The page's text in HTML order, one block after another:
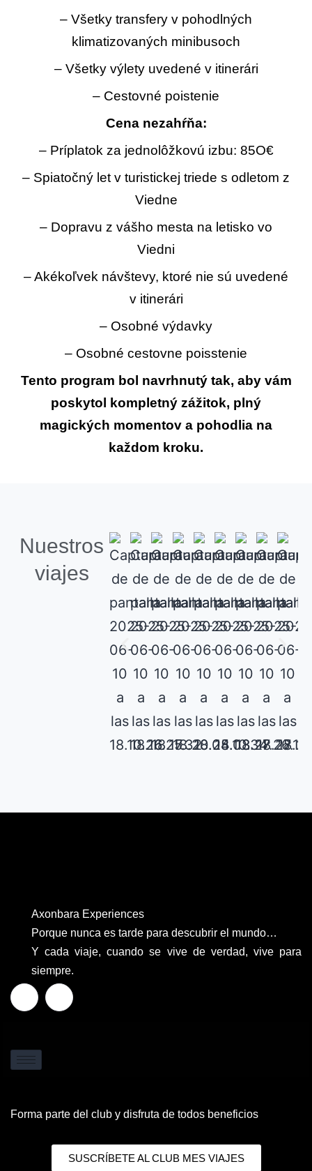
– Všetky transfery v pohodlných
klimatizovaných minibusoch
– Všetky výlety uvedené v itinerári
– Cestovné poistenie
Cena nezahŕňa:
– Príplatok za jednolôžkovú izbu: 85O€
– Spiatočný let v turistickej triede s odletom z
Viedne
– Dopravu z vášho mesta na letisko vo
Viedni
– Akékoľvek návštevy, ktoré nie sú uvedené
v itinerári
– Osobné výdavky
– Osobné cestovne poisstenie
Tento program bol navrhnutý tak, aby vám
poskytol kompletný zážitok, plný
magických momentov a pohodlia na
každom kroku.
Nuestros
viajes
Axonbara Experiences
Porque nunca es tarde para descubrir el mundo…
Y cada viaje, cuando se vive de verdad, vive para
siempre.
Forma parte del club y disfruta de todos beneficios
SUSCRÍBETE AL CLUB MES VIAJES